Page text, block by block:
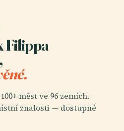
Filippa
měst ve 96 zemích.
znalosti — dostupné